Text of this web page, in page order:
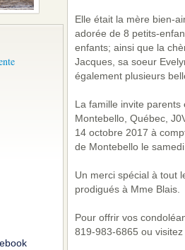
Elle était la mère bien-
adorée de 8 petits-
enfants; ainsi que la
Jacques, sa soeur
également plusieurs
La famille invite
Montebello, Québec,
14 octobre 2017 à
de Montebello le
Un merci spécial à tout
prodigués à Mme Blais.
Pour offrir vos
819-983-6865 ou